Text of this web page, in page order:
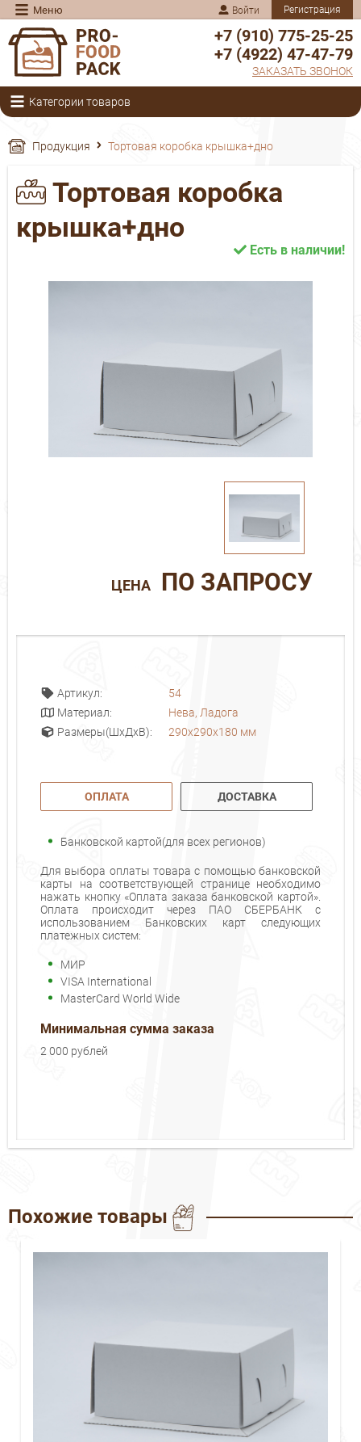
Меню Войти Регистрация
+7 (910) 775-25-25
+7 (4922) 47-47-79
ЗАКАЗАТЬ ЗВОНОК
Категории товаров
Продукция Тортовая коробка крышка+дно
Тортовая коробка
крышка+дно
Есть в наличии!
ЦЕНА ПО ЗАПРОСУ
Артикул:
54
Материал:
Нева, Ладога
Размеры(ШхДхВ):
290x290x180 мм
ОПЛАТА ДОСТАВКА
Банковской картой(для всех регионов)
Для выбора оплаты товара с помощью банковской
карты на соответствующей странице необходимо
нажать кнопку «Оплата заказа банковской картой».
Оплата происходит через ПАО СБЕРБАНК с
использованием Банковских карт следующих
платежных систем:
МИР
VISA International
MasterCard World Wide
Минимальная сумма заказа
2 000 рублей
Похожие товары